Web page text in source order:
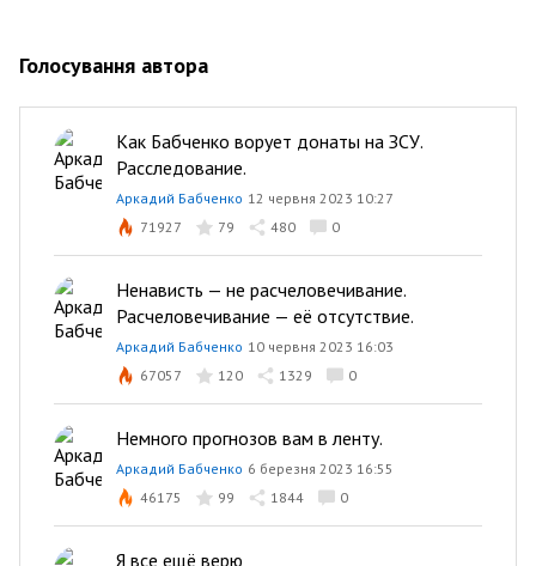
Голосування автора
Как Бабченко ворует донаты на ЗСУ.
Расследование.
Аркадий Бабченко 12 червня 2023 10:27
71927
79 480 0
Ненависть — не расчеловечивание.
Расчеловечивание — её отсутствие.
Аркадий Бабченко 10 червня 2023 16:03
67057
120 1329 0
Немного прогнозов вам в ленту.
Аркадий Бабченко 6 березня 2023 16:55
46175
99 1844 0
Я все ещё верю